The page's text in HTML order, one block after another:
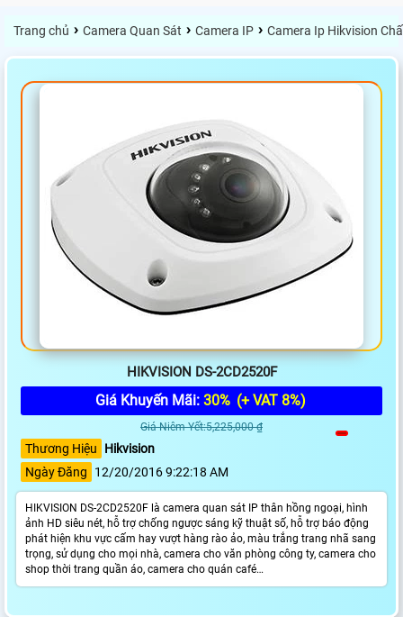
Trang chủ › Camera Quan Sát › Camera IP › Camera Ip Hikvision
HIKVISION DS-2CD2520F
Giá Khuyến Mãi: 30% (+ VAT 8%)
Giá Niêm Yết:5,225,000 ₫
Thương Hiệu
Hikvision
Ngày Đăng
12/20/2016 9:22:18 AM
HIKVISION DS-2CD2520F là camera quan sát IP thân hồng ngoại, hình
ảnh HD siêu nét, hỗ trợ chống ngược sáng kỹ thuật số, hỗ trợ báo động
phát hiện khu vực cấm hay vượt hàng rào ảo, màu trắng trang nhã sang
trọng, sử dụng cho mọi nhà, camera cho văn phòng công ty, camera cho
shop thời trang quần áo, camera cho quán café…